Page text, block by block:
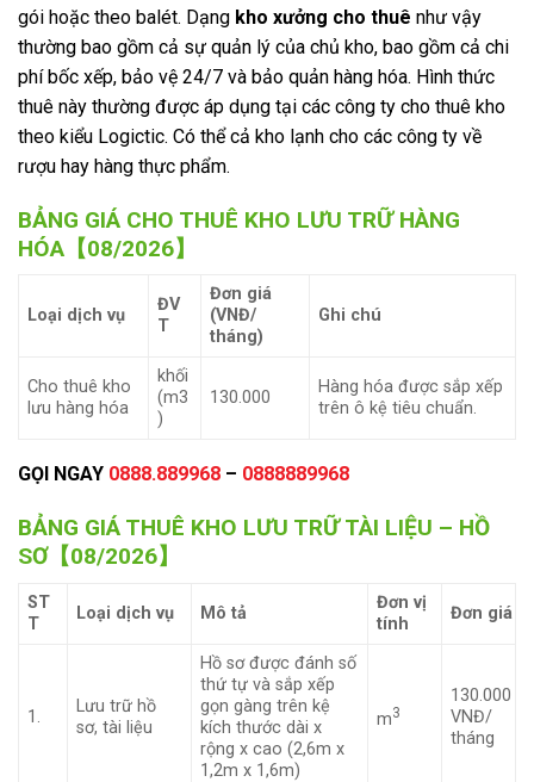
gói hoặc theo balét. Dạng kho xưởng cho thuê như vậy
thường bao gồm cả sự quản lý của chủ kho, bao gồm cả chi
phí bốc xếp, bảo vệ 24/7 và bảo quản hàng hóa. Hình thức
thuê này thường được áp dụng tại các công ty cho thuê kho
theo kiểu Logictic. Có thể cả kho lạnh cho các công ty về
rượu hay hàng thực phẩm.
BẢNG GIÁ CHO THUÊ KHO LƯU TRỮ HÀNG
HÓA【08/2026】
Loại dịch vụ
ĐV
T
Đơn giá
(VNĐ/
tháng)
Ghi chú
Cho thuê kho
lưu hàng hóa
khối
(m3
)
130.000
Hàng hóa được sắp xếp
trên ô kệ tiêu chuẩn.
GỌI NGAY 0888.889968 – 0888889968
BẢNG GIÁ THUÊ KHO LƯU TRỮ TÀI LIỆU – HỒ
SƠ【08/2026】
ST
T
Loại dịch vụ Mô tả
Đơn vị
tính
Đơn giá
1.
Lưu trữ hồ
sơ, tài liệu
Hồ sơ được đánh số
thứ tự và sắp xếp
gọn gàng trên kệ
kích thước dài x
rộng x cao (2,6m x
1,2m x 1,6m)
m3
130.000
VNĐ/
tháng